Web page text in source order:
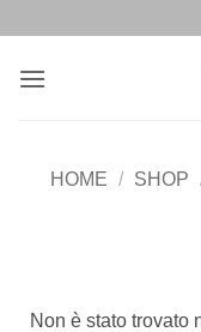
contenuti
HOME / SHOP
Non è stato trovato